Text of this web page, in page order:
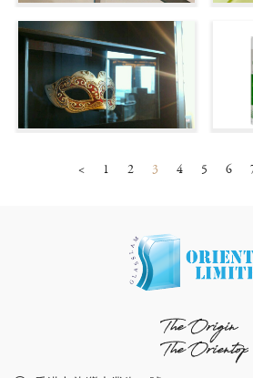
< 1 2 3 4 5 6
The Origin
The Orientop